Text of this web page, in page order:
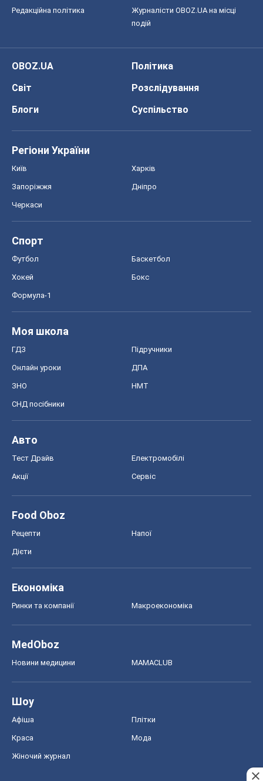
Редакційна політика
Журналісти OBOZ.UA на місці
подій
OBOZ.UA
Політика
Світ
Розслідування
Блоги
Суспільство
Регіони України
Київ Харків
Запоріжжя Дніпро
Черкаси
Спорт
Футбол Баскетбол
Хокей Бокс
Формула-1
Моя школа
ГДЗ Підручники
Онлайн уроки ДПА
ЗНО НМТ
СНД посібники
Авто
Тест Драйв Електромобілі
Акції Сервіс
Food Oboz
Рецепти Напої
Дієти
Економіка
Ринки та компанії Макроекономіка
MedOboz
Новини медицини MAMACLUB
Шоу
Афіша Плітки
Краса Мода
Жіночий журнал